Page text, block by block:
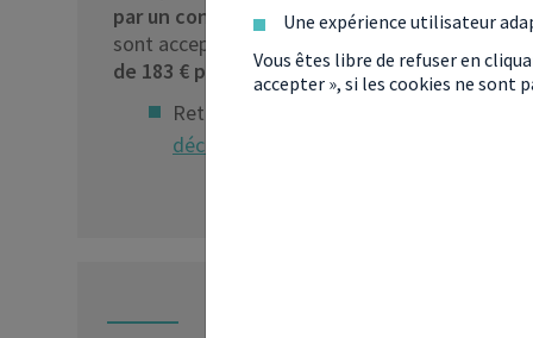
par un contrat de travail et de ne pas être
sont acceptées. Ce rattachement permettra
de 183 € par enfant.
Retrouvez sur notre page dédiée
déclaration
Une expérience utilisateur
Vous êtes libre de refuser en
accepter », si les cookies ne sont